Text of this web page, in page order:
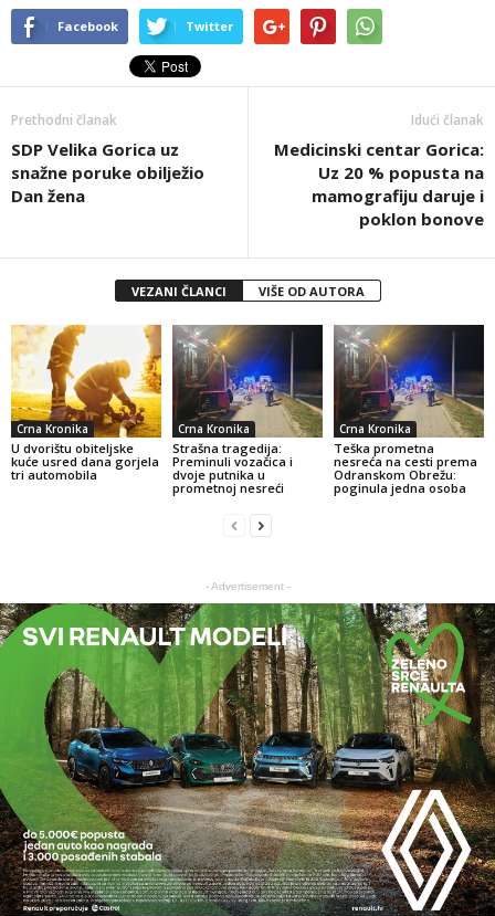
Facebook Twitter
Prethodni članak
SDP Velika Gorica uz
snažne poruke obilježio
Dan žena
Idući članak
Medicinski centar Gorica:
Uz 20 % popusta na
mamografiju daruje i
poklon bonove
VEZANI ČLANCI VIŠE OD AUTORA
Crna Kronika
U dvorištu obiteljske
kuće usred dana gorjela
tri automobila
Crna Kronika
Strašna tragedija:
Preminuli vozačica i
dvoje putnika u
prometnoj nesreći
Crna Kronika
Teška prometna
nesreća na cesti prema
Odranskom Obrežu:
poginula jedna osoba
- Advertisement -